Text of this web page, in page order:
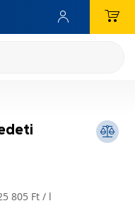
805 Ft / l